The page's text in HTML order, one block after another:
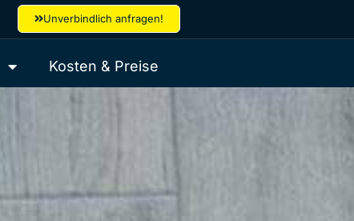
Unverbindlich anfragen!
Kosten & Preise